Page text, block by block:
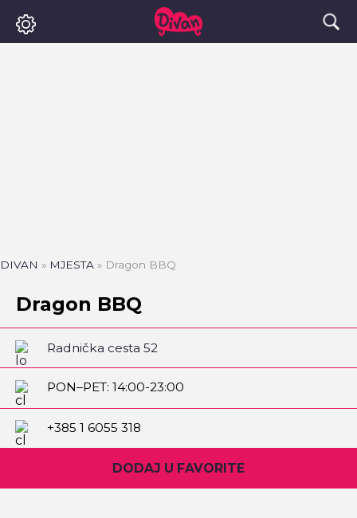
DIVAN » MJESTA » Dragon BBQ
Dragon BBQ
Radnička cesta 52
PON–PET: 14:00-23:00
SUB: 12:00-00:00
NED 12:00- 17:00
+385 1 6055 318
DODAJ U FAVORITE